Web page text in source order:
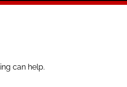
can help.